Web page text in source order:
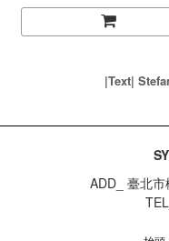
|Text|
ADD_ 臺北